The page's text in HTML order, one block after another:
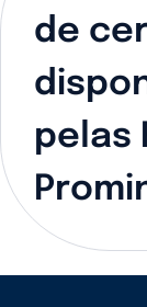
de
pelas